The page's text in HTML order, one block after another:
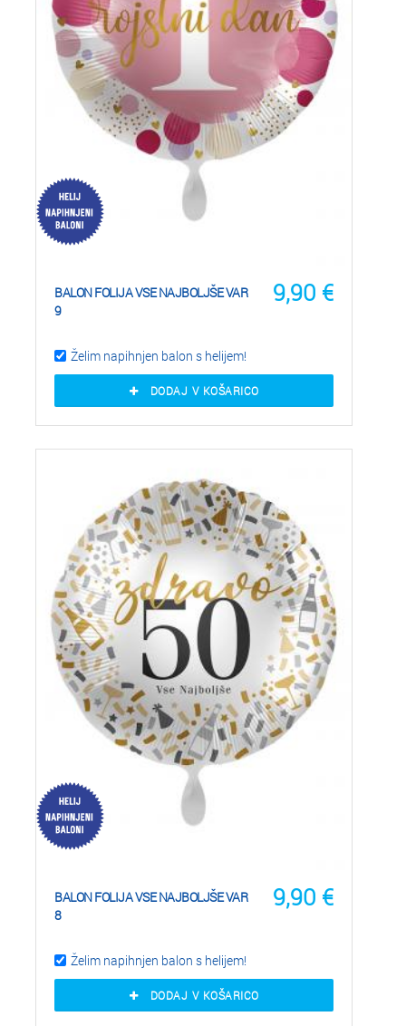
9,90 €
BALON FOLIJA VSE NAJBOLJŠE VAR
9
Želim napihnjen balon s helijem!
DODAJ V KOŠARICO
9,90 €
BALON FOLIJA VSE NAJBOLJŠE VAR
8
Želim napihnjen balon s helijem!
DODAJ V KOŠARICO